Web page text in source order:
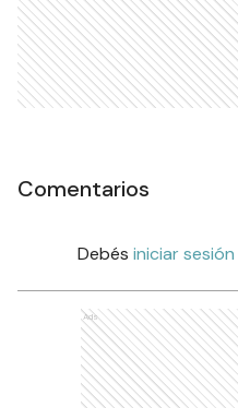
Comentarios
Debés iniciar sesión
Ads